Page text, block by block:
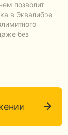
позволит
в Эквалибре
без